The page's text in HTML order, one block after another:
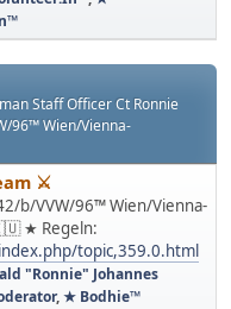
Staff Officer Ct Ronnie
96™ Wien/Vienna-
⚔
b/VVW/96™ Wien/Vienna-
★ Regeln:
topic,359.0.html
"Ronnie" Johannes
,★ Bodhie™